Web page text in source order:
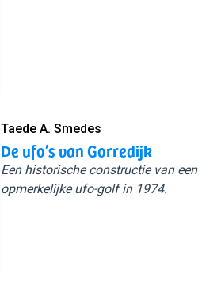
Taede A. Smedes
De ufo’s van Gorredijk
Een historische constructie van een
opmerkelijke ufo-golf in 1974.